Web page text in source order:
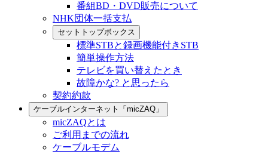
番組BD・DVD販売について
NHK団体一括支払
セットトップボックス
標準STBと録画機能付きSTB
簡単操作方法
テレビを買い替えたとき
故障かな? と思ったら
契約約款
ケーブルインターネット「micZAQ」
micZAQとは
ご利用までの流れ
ケーブルモデム